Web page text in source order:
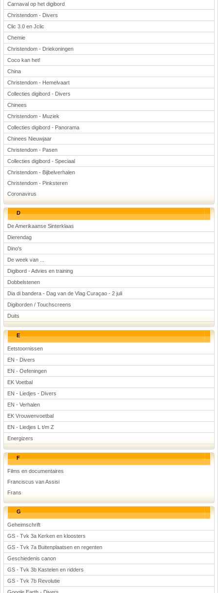
Carnaval op het digibord
Christendom - Divers
Clic 3.0 en Jclic
Chemie
Christendom - Driekoningen
Coco kan het!
China
Christendom - Hemelvaart
Collecties digibord - Divers
Chinees
Christendom - Muziek
Collecties digibord - Panorama
Chinees Nieuwjaar
Christendom - Pasen
Collecties digibord - Speciaal
Christendom - Bijbelverhalen
Christendom - Pinksteren
Coronavirus
D
De Amerikaanse Sinterklaas
Dierendag
Dino's
De week van ...
Digibord - Advies en training
Dobbelstenen
Dia di bandera - Dag van de Vlag Curaçao - 2 juli
Digiborden / Touchscreens
Duits
E
Eetstoornissen
EN - Divers
EN - Oefeningen
EK Voetbal
EN - Liedjes - Divers
EN - Verhalen
EK Vrouwenvoetbal
EN - Liedjes L t/m Z
Energizers
F
Films en documentaires
Franciscus van Assisi
Frans
G
Geheimschrift
GS - Tvk 3a Kerken en kloosters
GS - Tvk 7a Buitenplaatsen en regenten
Geschiedenis canon
GS - Tvk 3b Kastelen en ridders
GS - Tvk 7b Revolutie